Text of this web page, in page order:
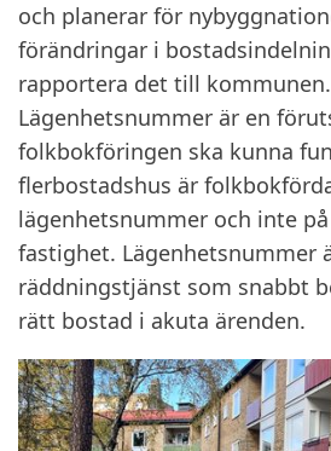
och planerar för
förändringar i
rapportera det till kommunen.
Lägenhetsnummer är en
folkbokföringen ska kunna
flerbostadshus är
lägenhetsnummer och inte
fastighet. Lägenhetsnummer
räddningstjänst som snabbt
rätt bostad i akuta ärenden.